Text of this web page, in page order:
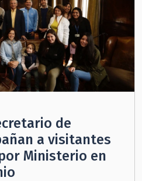
de
a visitantes
Ministerio en